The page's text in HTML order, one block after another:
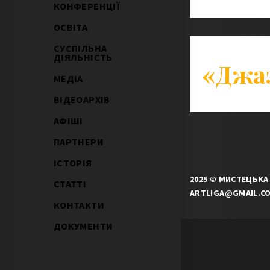
КОНФЕРЕНЦІЇ
ОСВІТА
СУСПІЛЬНА
ДІЯЛЬНІСТЬ
МЕДІА
ВІДЕОАРХІВ
АФІШІ
ПАРТНЕРИ
ІСТОРІЯ
СТАТТІ
КОНТАКТИ
ДОКУМЕНТИ
2025 © МИСТЕЦЬКА